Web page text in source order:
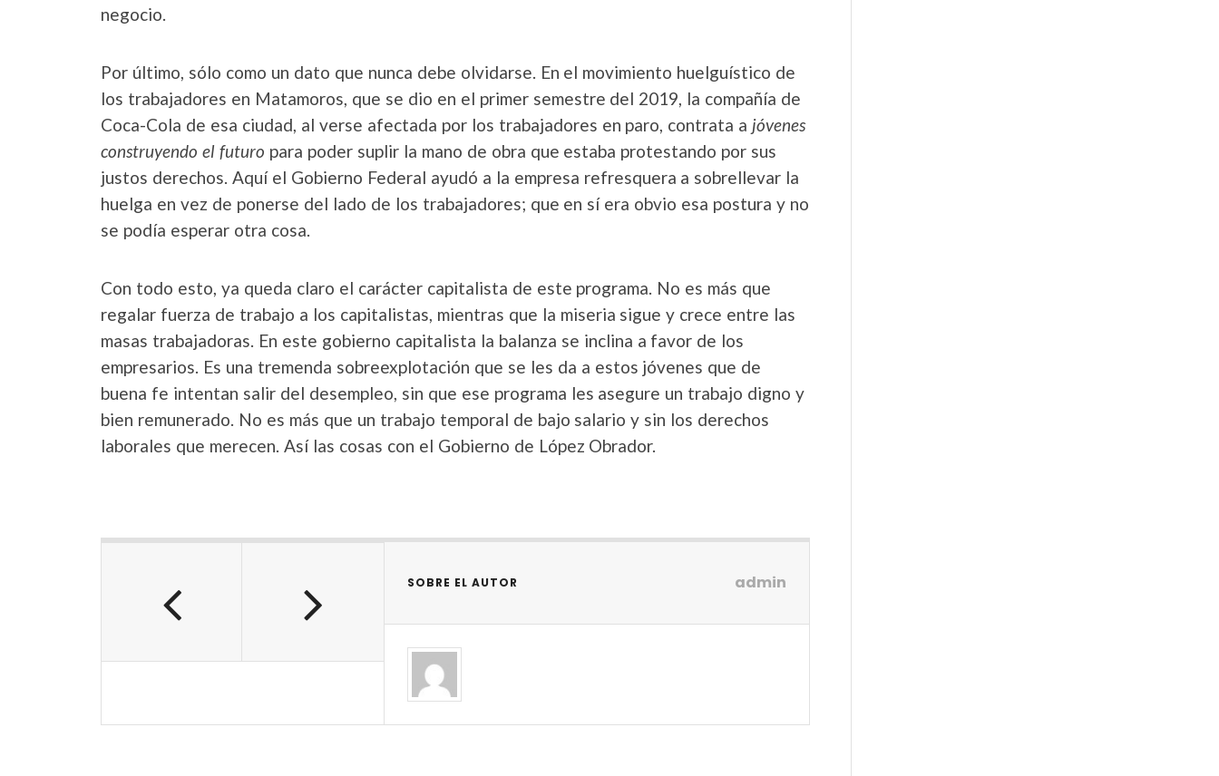
negocio.
Por último, sólo como un dato que nunca debe olvidarse. En el movimiento huelguístico de
los trabajadores en Matamoros, que se dio en el primer semestre del 2019, la compañía de
Coca-Cola de esa ciudad, al verse afectada por los trabajadores en paro, contrata a jóvenes
construyendo el futuro para poder suplir la mano de obra que estaba protestando por sus
justos derechos. Aquí el Gobierno Federal ayudó a la empresa refresquera a sobrellevar la
huelga en vez de ponerse del lado de los trabajadores; que en sí era obvio esa postura y no
se podía esperar otra cosa.
Con todo esto, ya queda claro el carácter capitalista de este programa. No es más que
regalar fuerza de trabajo a los capitalistas, mientras que la miseria sigue y crece entre las
masas trabajadoras. En este gobierno capitalista la balanza se inclina a favor de los
empresarios. Es una tremenda sobreexplotación que se les da a estos jóvenes que de
buena fe intentan salir del desempleo, sin que ese programa les asegure un trabajo digno y
bien remunerado. No es más que un trabajo temporal de bajo salario y sin los derechos
laborales que merecen. Así las cosas con el Gobierno de López Obrador.
SOBRE EL AUTOR admin